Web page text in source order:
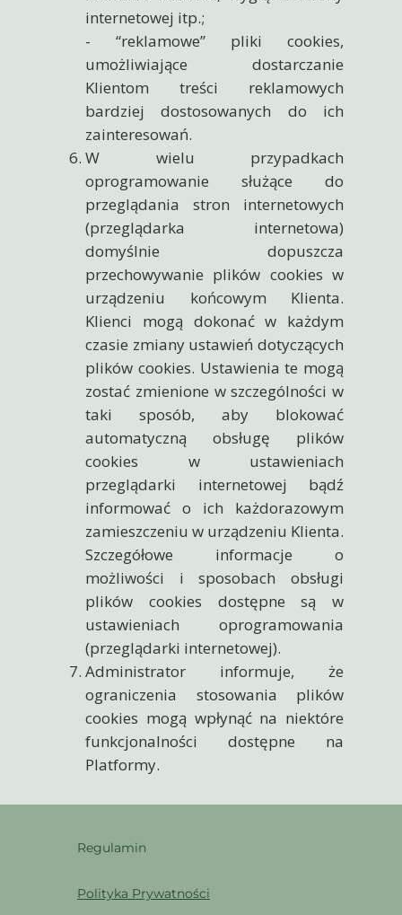
internetowej itp.;
- “reklamowe” pliki cookies,
umożliwiające dostarczanie
Klientom treści reklamowych
bardziej dostosowanych do ich
zainteresowań.
W wielu przypadkach
oprogramowanie służące do
przeglądania stron internetowych
(przeglądarka internetowa)
domyślnie dopuszcza
przechowywanie plików cookies w
urządzeniu końcowym Klienta.
Klienci mogą dokonać w każdym
czasie zmiany ustawień dotyczących
plików cookies. Ustawienia te mogą
zostać zmienione w szczególności w
taki sposób, aby blokować
automatyczną obsługę plików
cookies w ustawieniach
przeglądarki internetowej bądź
informować o ich każdorazowym
zamieszczeniu w urządzeniu Klienta.
Szczegółowe informacje o
możliwości i sposobach obsługi
plików cookies dostępne są w
ustawieniach oprogramowania
(przeglądarki internetowej).
Administrator informuje, że
ograniczenia stosowania plików
cookies mogą wpłynąć na niektóre
funkcjonalności dostępne na
Platformy.
Regulamin
Polityka Prywatności